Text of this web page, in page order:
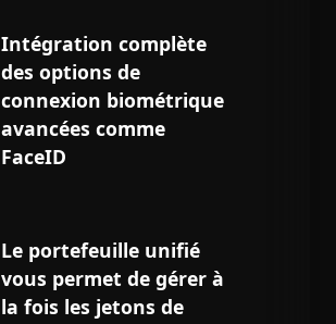
Intégration complète
des options de
connexion biométrique
avancées comme
FaceID
Le portefeuille unifié
vous permet de gérer à
la fois les jetons de